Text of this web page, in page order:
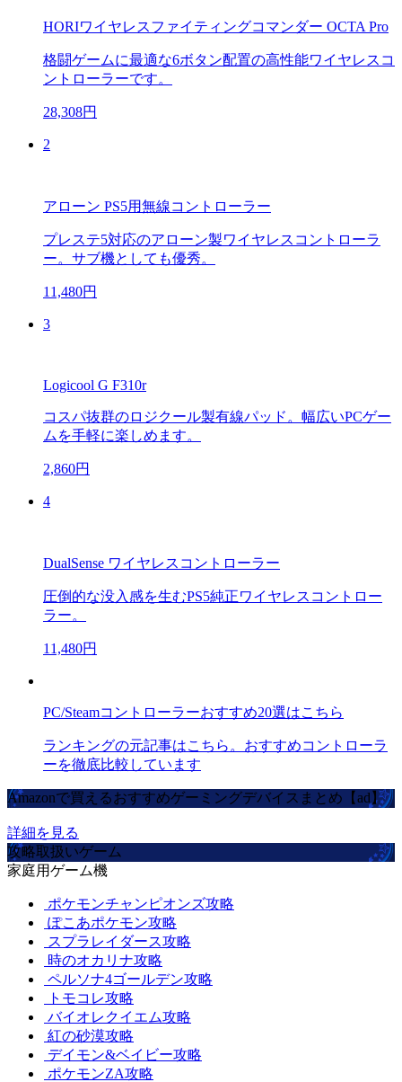
HORIワイヤレスファイティングコマンダー OCTA Pro
格闘ゲームに最適な6ボタン配置の高性能ワイヤレスコ
ントローラーです。
28,308円
2
アローン PS5用無線コントローラー
プレステ5対応のアローン製ワイヤレスコントローラ
ー。サブ機としても優秀。
11,480円
3
Logicool G F310r
コスパ抜群のロジクール製有線パッド。幅広いPCゲー
ムを手軽に楽しめます。
2,860円
4
DualSense ワイヤレスコントローラー
圧倒的な没入感を生むPS5純正ワイヤレスコントロー
ラー。
11,480円
PC/Steamコントローラーおすすめ20選はこちら
ランキングの元記事はこちら。おすすめコントローラ
ーを徹底比較しています
Amazonで買えるおすすめゲーミングデバイスまとめ【ad】
詳細を見る
攻略取扱いゲーム
家庭用ゲーム機
ポケモンチャンピオンズ攻略
ぽこあポケモン攻略
スプラレイダース攻略
時のオカリナ攻略
ペルソナ4ゴールデン攻略
トモコレ攻略
バイオレクイエム攻略
紅の砂漠攻略
デイモン&ベイビー攻略
ポケモンZA攻略